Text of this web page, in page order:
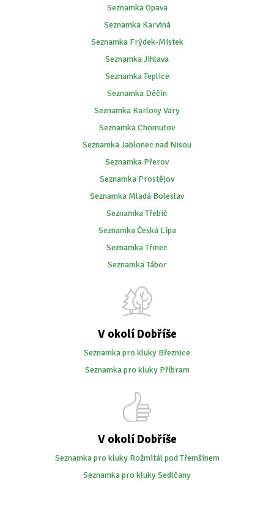
Seznamka Opava
Seznamka Karviná
Seznamka Frýdek-Místek
Seznamka Jihlava
Seznamka Teplice
Seznamka Děčín
Seznamka Karlovy Vary
Seznamka Chomutov
Seznamka Jablonec nad Nisou
Seznamka Přerov
Seznamka Prostějov
Seznamka Mladá Boleslav
Seznamka Třebíč
Seznamka Česká Lípa
Seznamka Třinec
Seznamka Tábor
V okolí Dobříše
Seznamka pro kluky Březnice
Seznamka pro kluky Příbram
V okolí Dobříše
Seznamka pro kluky Rožmitál pod Třemšínem
Seznamka pro kluky Sedlčany